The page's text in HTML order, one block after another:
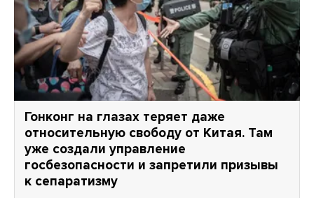
Гонконг на глазах теряет даже
относительную свободу от Китая. Там
уже создали управление
госбезопасности и запретили призывы
к сепаратизму